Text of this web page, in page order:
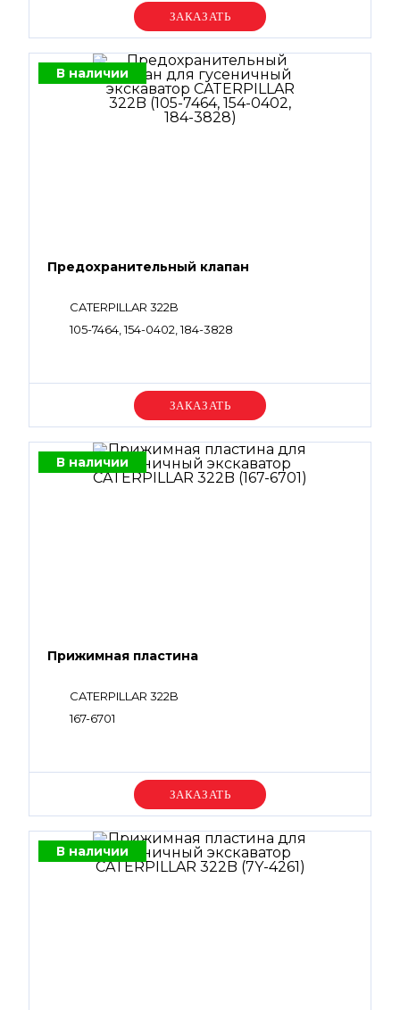
Уточняйте цену
В наличии
Предохранительный клапан
CATERPILLAR 322B
105-7464, 154-0402, 184-3828
Уточняйте цену
В наличии
Прижимная пластина
CATERPILLAR 322B
167-6701
Уточняйте цену
В наличии